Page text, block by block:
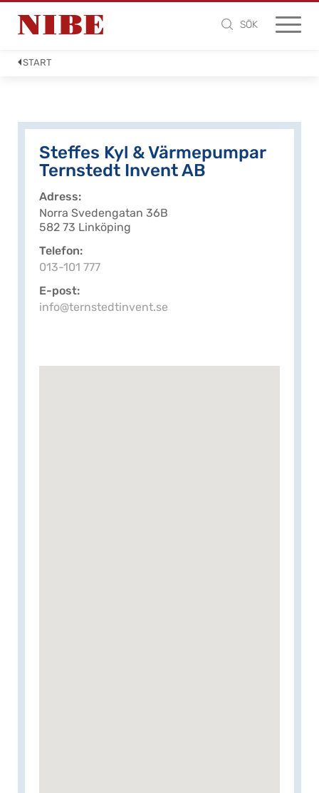
SÖK
START
Steffes Kyl & Värmepumpar
Ternstedt Invent AB
Adress
Norra Svedengatan 36B
582 73 Linköping
Telefon
013-101 777
E-post
info@ternstedtinvent.se